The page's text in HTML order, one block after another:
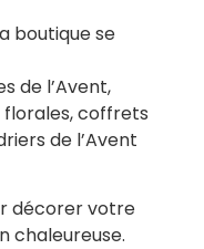
boutique se
de l’Avent,
coffrets
de l’Avent
décorer votre
chaleureuse.